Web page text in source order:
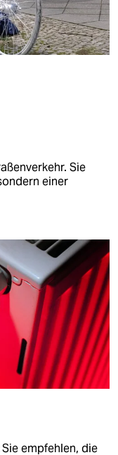
Sie
einer
empfehlen, die